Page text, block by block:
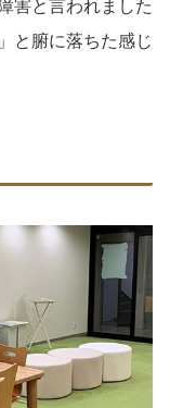
害と言われました
と腑に落ちた感じ